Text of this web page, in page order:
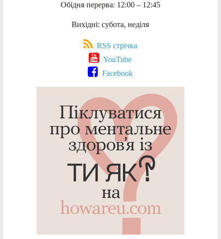
Обідня перерва: 12:00 – 12:45
Вихідні: субота, неділя
RSS стрічка
YouTube
Facebook